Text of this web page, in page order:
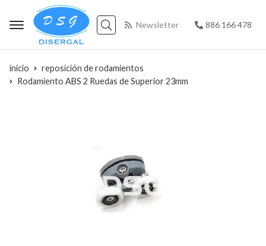
Buscar
Newsletter 886 166 478
inicio
reposición de rodamientos
Rodamiento ABS 2 Ruedas de Superior 23mm